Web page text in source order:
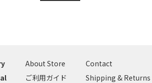
About Store
ご利用ガイド
Contact
Shipping & Returns